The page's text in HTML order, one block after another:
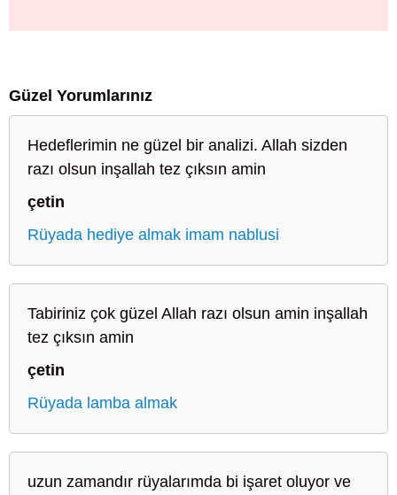
Güzel Yorumlarınız
Hedeflerimin ne güzel bir analizi. Allah sizden
razı olsun inşallah tez çıksın amin
çetin
Rüyada hediye almak imam nablusi
Tabiriniz çok güzel Allah razı olsun amin inşallah
tez çıksın amin
çetin
Rüyada lamba almak
uzun zamandır rüyalarımda bi işaret oluyor ve